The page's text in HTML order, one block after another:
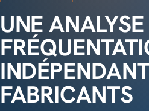
UNE
FABRICANTS